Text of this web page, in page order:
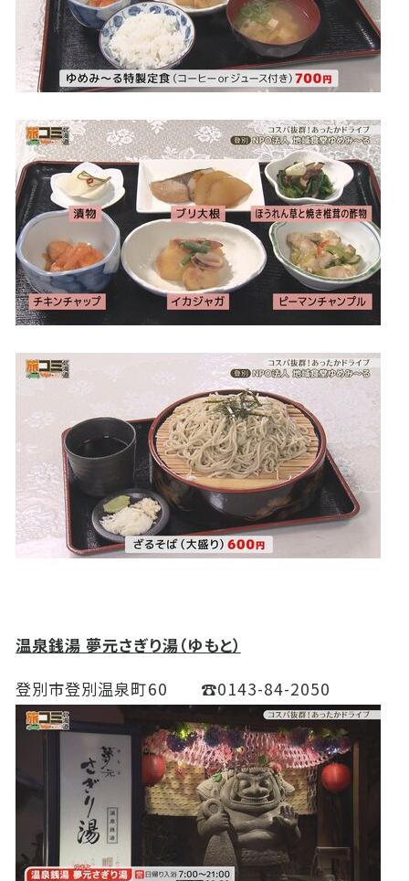
温泉銭湯 夢元さぎり湯（ゆもと）
登別市登別温泉町60 ☎0143-84-2050